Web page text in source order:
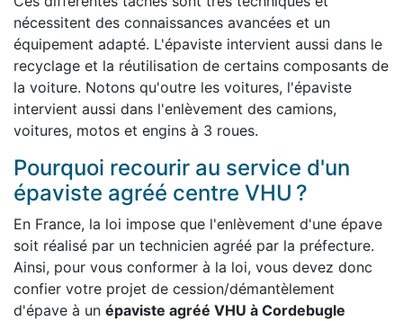
nécessitent des connaissances avancées et un
équipement adapté. L'épaviste intervient aussi dans le
recyclage et la réutilisation de certains composants de
la voiture. Notons qu'outre les voitures, l'épaviste
intervient aussi dans l'enlèvement des camions,
voitures, motos et engins à 3 roues.
Pourquoi recourir au service d'un
épaviste agréé centre VHU ?
En France, la loi impose que l'enlèvement d'une épave
soit réalisé par un technicien agréé par la préfecture.
Ainsi, pour vous conformer à la loi, vous devez donc
confier votre projet de cession/démantèlement
d'épave à un épaviste agréé VHU à Cordebugle